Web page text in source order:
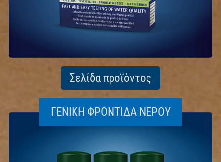
Σελίδα προϊόντος
ΓΕΝΙΚΉ ΦΡΟΝΤΊΔΑ ΝΕΡΟΎ